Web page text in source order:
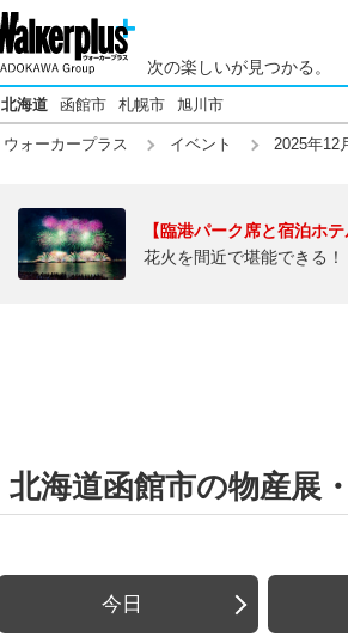
次の楽しいが見つかる。
北海道 函館市 札幌市 旭川市
ウォーカープラス イベント 2025年12
【臨港パーク席と宿泊ホ
花火を間近で堪能できる
北海道函館市の物産展
今日